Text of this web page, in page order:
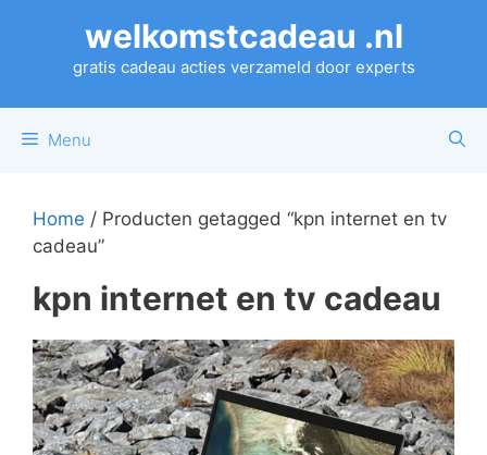
welkomstcadeau .nl
gratis cadeau acties verzameld door experts
Menu
Home / Producten getagged “kpn internet en tv
cadeau”
kpn internet en tv cadeau